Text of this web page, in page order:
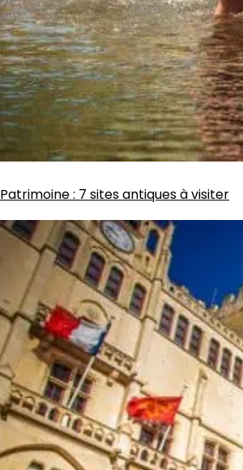
Patrimoine: 7 sites antiques à visiter